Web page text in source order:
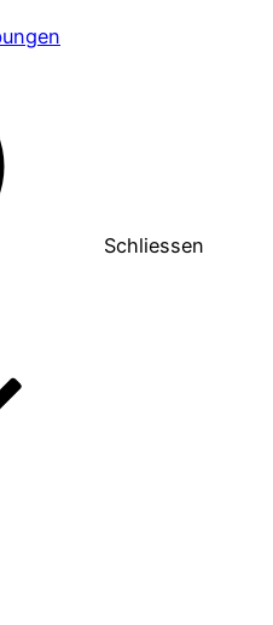
Schliessen